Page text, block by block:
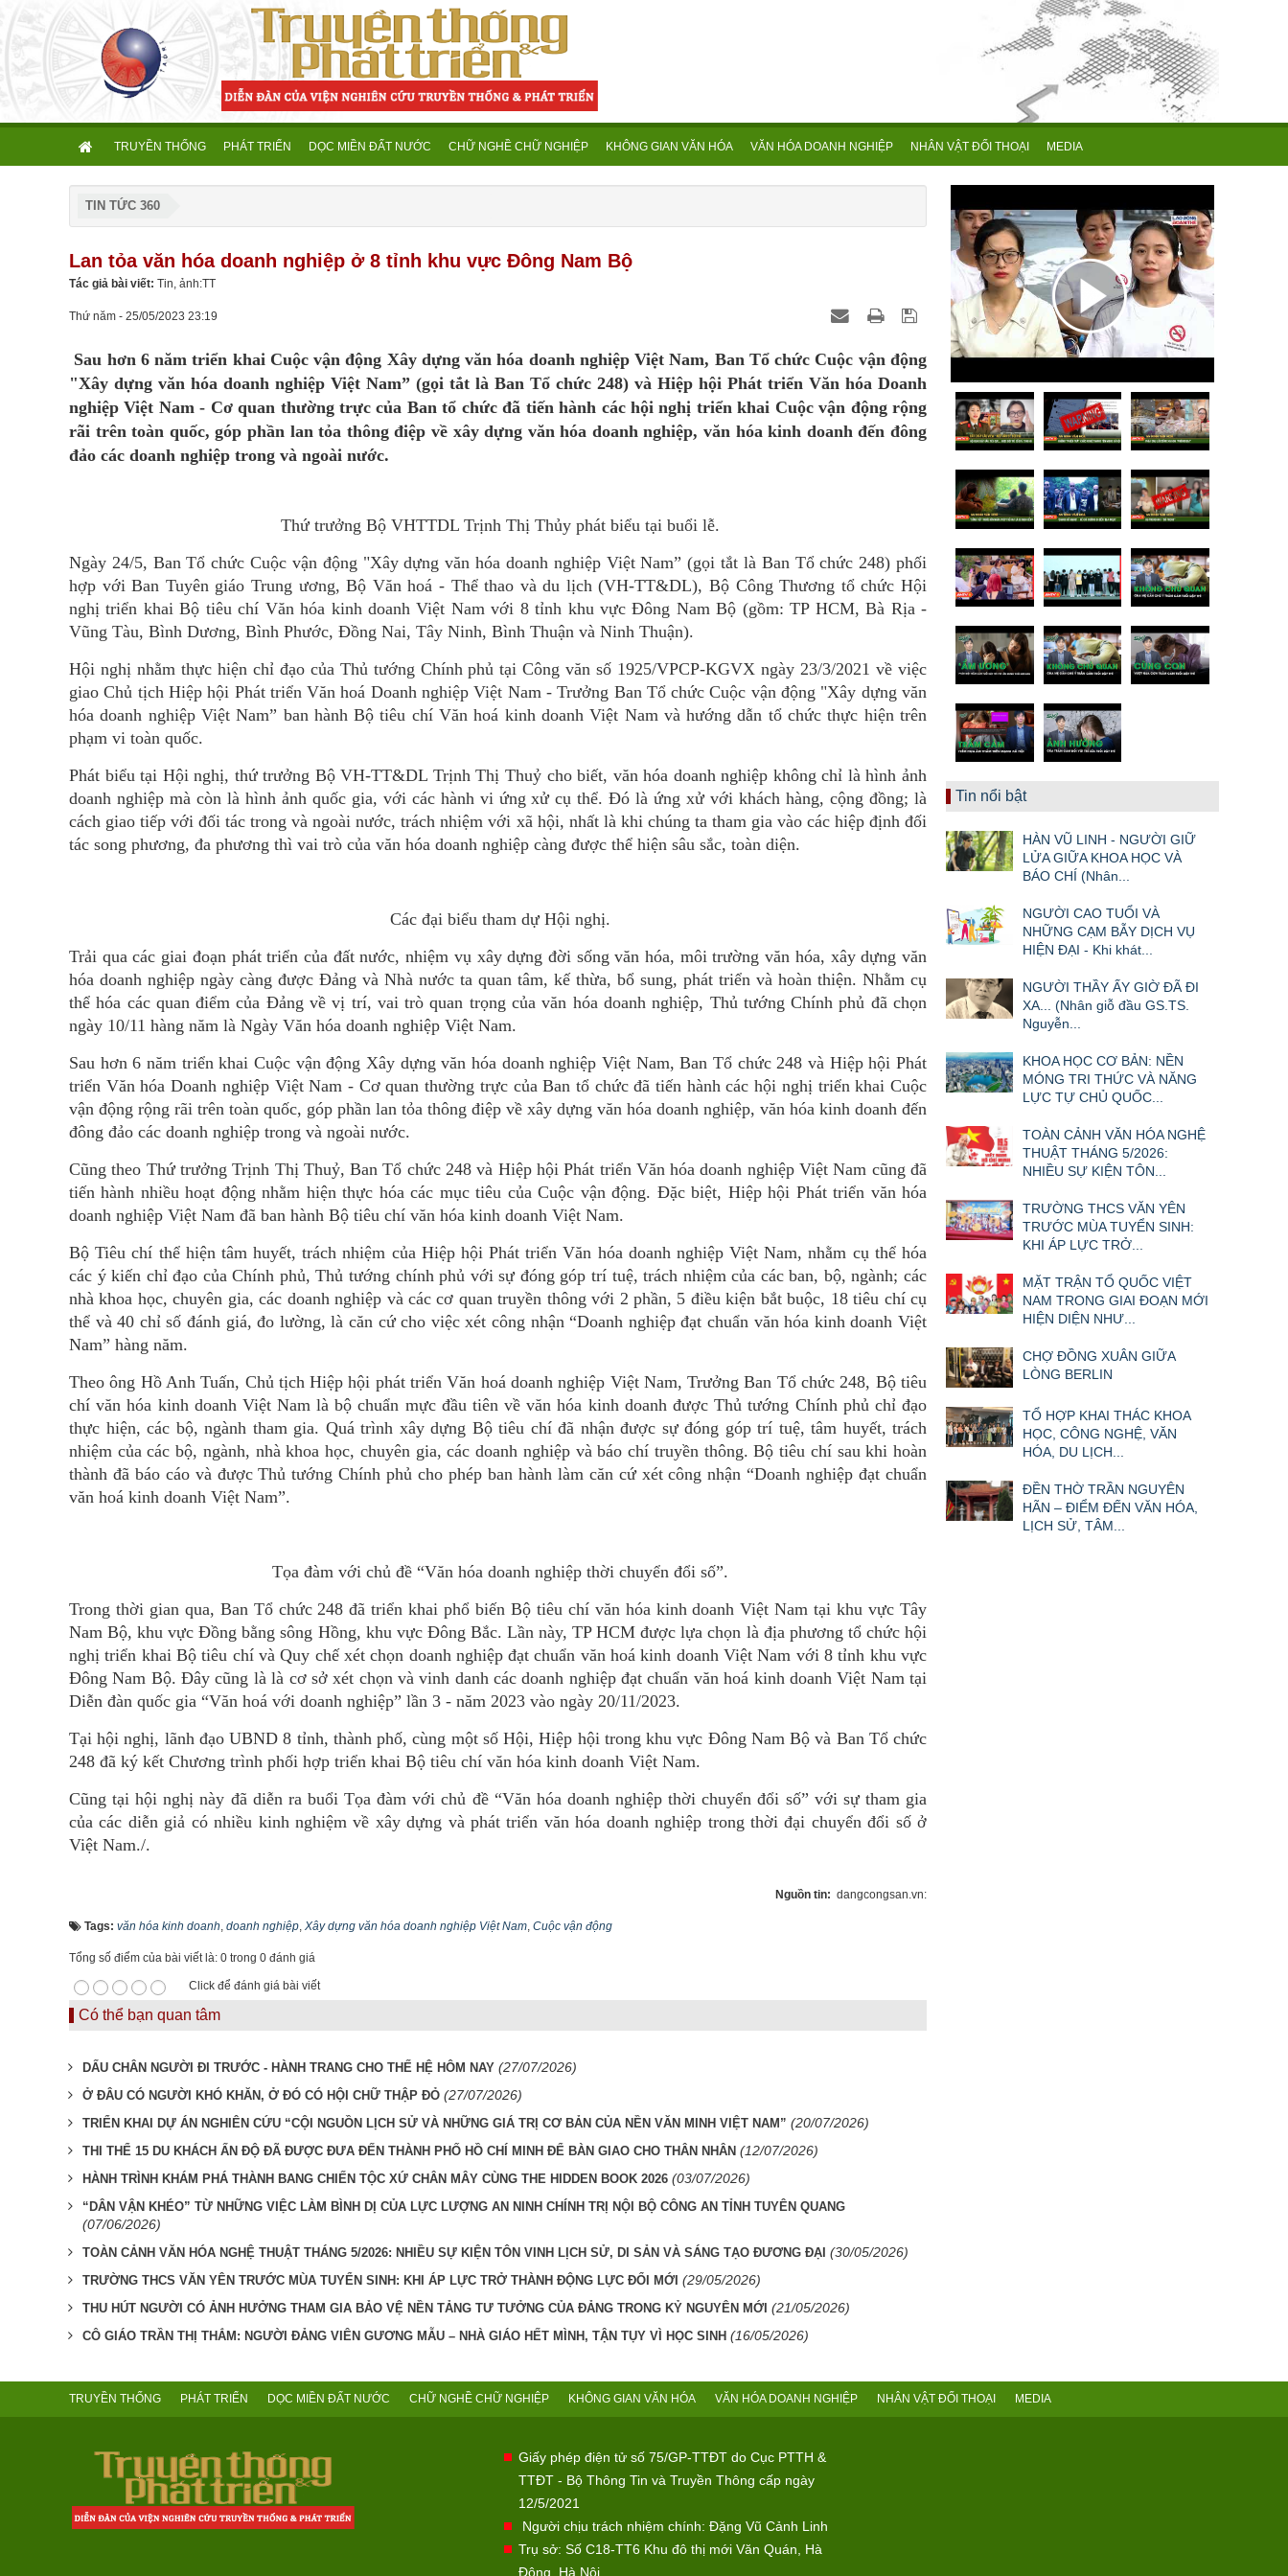
TRUYỀN THỐNG PHÁT TRIỂN DỌC MIỀN ĐẤT NƯỚC CHỮ NGHỀ CHỮ NGHIỆP KHÔNG GIAN VĂN HÓA VĂN HÓA DOANH NGHIỆP NHÂN VẬT ĐỐI THOẠI MEDIA
TIN TỨC 360
Lan tỏa văn hóa doanh nghiệp ở 8 tỉnh khu vực Đông Nam Bộ
Tác giả bài viết: Tin, ảnh:TT
Thứ năm - 25/05/2023 23:19
Sau hơn 6 năm triển khai Cuộc vận động Xây dựng văn hóa doanh nghiệp Việt Nam, Ban Tổ chức Cuộc vận động
"Xây dựng văn hóa doanh nghiệp Việt Nam” (gọi tắt là Ban Tổ chức 248) và Hiệp hội Phát triển Văn hóa Doanh
nghiệp Việt Nam - Cơ quan thường trực của Ban tổ chức đã tiến hành các hội nghị triển khai Cuộc vận động rộng
rãi trên toàn quốc, góp phần lan tỏa thông điệp về xây dựng văn hóa doanh nghiệp, văn hóa kinh doanh đến đông
đảo các doanh nghiệp trong và ngoài nước.
Thứ trưởng Bộ VHTTDL Trịnh Thị Thủy phát biểu tại buổi lễ.
Ngày 24/5, Ban Tổ chức Cuộc vận động "Xây dựng văn hóa doanh nghiệp Việt Nam” (gọi tắt là Ban Tổ chức 248) phối
hợp với Ban Tuyên giáo Trung ương, Bộ Văn hoá - Thể thao và du lịch (VH-TT&DL), Bộ Công Thương tổ chức Hội
nghị triển khai Bộ tiêu chí Văn hóa kinh doanh Việt Nam với 8 tỉnh khu vực Đông Nam Bộ (gồm: TP HCM, Bà Rịa -
Vũng Tàu, Bình Dương, Bình Phước, Đồng Nai, Tây Ninh, Bình Thuận và Ninh Thuận).
Hội nghị nhằm thực hiện chỉ đạo của Thủ tướng Chính phủ tại Công văn số 1925/VPCP-KGVX ngày 23/3/2021 về việc
giao Chủ tịch Hiệp hội Phát triển Văn hoá Doanh nghiệp Việt Nam - Trưởng Ban Tổ chức Cuộc vận động "Xây dựng văn
hóa doanh nghiệp Việt Nam” ban hành Bộ tiêu chí Văn hoá kinh doanh Việt Nam và hướng dẫn tổ chức thực hiện trên
phạm vi toàn quốc.
Phát biểu tại Hội nghị, thứ trưởng Bộ VH-TT&DL Trịnh Thị Thuỷ cho biết, văn hóa doanh nghiệp không chỉ là hình ảnh
doanh nghiệp mà còn là hình ảnh quốc gia, với các hành vi ứng xử cụ thể. Đó là ứng xử với khách hàng, cộng đồng; là
cách giao tiếp với đối tác trong và ngoài nước, trách nhiệm với xã hội, nhất là khi chúng ta tham gia vào các hiệp định đối
tác song phương, đa phương thì vai trò của văn hóa doanh nghiệp càng được thể hiện sâu sắc, toàn diện.
Các đại biểu tham dự Hội nghị.
Trải qua các giai đoạn phát triển của đất nước, nhiệm vụ xây dựng đời sống văn hóa, môi trường văn hóa, xây dựng văn
hóa doanh nghiệp ngày càng được Đảng và Nhà nước ta quan tâm, kế thừa, bổ sung, phát triển và hoàn thiện. Nhằm cụ
thể hóa các quan điểm của Đảng về vị trí, vai trò quan trọng của văn hóa doanh nghiệp, Thủ tướng Chính phủ đã chọn
ngày 10/11 hàng năm là Ngày Văn hóa doanh nghiệp Việt Nam.
Sau hơn 6 năm triển khai Cuộc vận động Xây dựng văn hóa doanh nghiệp Việt Nam, Ban Tổ chức 248 và Hiệp hội Phát
triển Văn hóa Doanh nghiệp Việt Nam - Cơ quan thường trực của Ban tổ chức đã tiến hành các hội nghị triển khai Cuộc
vận động rộng rãi trên toàn quốc, góp phần lan tỏa thông điệp về xây dựng văn hóa doanh nghiệp, văn hóa kinh doanh đến
đông đảo các doanh nghiệp trong và ngoài nước.
Cũng theo Thứ trưởng Trịnh Thị Thuỷ, Ban Tổ chức 248 và Hiệp hội Phát triển Văn hóa doanh nghiệp Việt Nam cũng đã
tiến hành nhiều hoạt động nhằm hiện thực hóa các mục tiêu của Cuộc vận động. Đặc biệt, Hiệp hội Phát triển văn hóa
doanh nghiệp Việt Nam đã ban hành Bộ tiêu chí văn hóa kinh doanh Việt Nam.
Bộ Tiêu chí thể hiện tâm huyết, trách nhiệm của Hiệp hội Phát triển Văn hóa doanh nghiệp Việt Nam, nhằm cụ thể hóa
các ý kiến chỉ đạo của Chính phủ, Thủ tướng chính phủ với sự đóng góp trí tuệ, trách nhiệm của các ban, bộ, ngành; các
nhà khoa học, chuyên gia, các doanh nghiệp và các cơ quan truyền thông với 2 phần, 5 điều kiện bắt buộc, 18 tiêu chí cụ
thể và 40 chỉ số đánh giá, đo lường, là căn cứ cho việc xét công nhận “Doanh nghiệp đạt chuẩn văn hóa kinh doanh Việt
Nam” hàng năm.
Theo ông Hồ Anh Tuấn, Chủ tịch Hiệp hội phát triển Văn hoá doanh nghiệp Việt Nam, Trưởng Ban Tổ chức 248, Bộ tiêu
chí văn hóa kinh doanh Việt Nam là bộ chuẩn mực đầu tiên về văn hóa kinh doanh được Thủ tướng Chính phủ chỉ đạo
thực hiện, các bộ, ngành tham gia. Quá trình xây dựng Bộ tiêu chí đã nhận được sự đóng góp trí tuệ, tâm huyết, trách
nhiệm của các bộ, ngành, nhà khoa học, chuyên gia, các doanh nghiệp và báo chí truyền thông. Bộ tiêu chí sau khi hoàn
thành đã báo cáo và được Thủ tướng Chính phủ cho phép ban hành làm căn cứ xét công nhận “Doanh nghiệp đạt chuẩn
văn hoá kinh doanh Việt Nam”.
Tọa đàm với chủ đề “Văn hóa doanh nghiệp thời chuyển đổi số”.
Trong thời gian qua, Ban Tổ chức 248 đã triển khai phổ biến Bộ tiêu chí văn hóa kinh doanh Việt Nam tại khu vực Tây
Nam Bộ, khu vực Đồng bằng sông Hồng, khu vực Đông Bắc. Lần này, TP HCM được lựa chọn là địa phương tổ chức hội
nghị triển khai Bộ tiêu chí và Quy chế xét chọn doanh nghiệp đạt chuẩn văn hoá kinh doanh Việt Nam với 8 tỉnh khu vực
Đông Nam Bộ. Đây cũng là là cơ sở xét chọn và vinh danh các doanh nghiệp đạt chuẩn văn hoá kinh doanh Việt Nam tại
Diễn đàn quốc gia “Văn hoá với doanh nghiệp” lần 3 - năm 2023 vào ngày 20/11/2023.
Tại hội nghị, lãnh đạo UBND 8 tỉnh, thành phố, cùng một số Hội, Hiệp hội trong khu vực Đông Nam Bộ và Ban Tổ chức
248 đã ký kết Chương trình phối hợp triển khai Bộ tiêu chí văn hóa kinh doanh Việt Nam.
Cũng tại hội nghị này đã diễn ra buổi Tọa đàm với chủ đề “Văn hóa doanh nghiệp thời chuyển đổi số” với sự tham gia
của các diễn giả có nhiều kinh nghiệm về xây dựng và phát triển văn hóa doanh nghiệp trong thời đại chuyển đổi số ở
Việt Nam./.
Nguồn tin: dangcongsan.vn:
Tags: văn hóa kinh doanh, doanh nghiệp, Xây dựng văn hóa doanh nghiệp Việt Nam, Cuộc vận động
Tổng số điểm của bài viết là: 0 trong 0 đánh giá
Click để đánh giá bài viết
Có thể bạn quan tâm
DẤU CHÂN NGƯỜI ĐI TRƯỚC - HÀNH TRANG CHO THẾ HỆ HÔM NAY (27/07/2026)
Ở ĐÂU CÓ NGƯỜI KHÓ KHĂN, Ở ĐÓ CÓ HỘI CHỮ THẬP ĐỎ (27/07/2026)
TRIỂN KHAI DỰ ÁN NGHIÊN CỨU “CỘI NGUỒN LỊCH SỬ VÀ NHỮNG GIÁ TRỊ CƠ BẢN CỦA NỀN VĂN MINH VIỆT NAM” (20/07/2026)
THI THỂ 15 DU KHÁCH ẤN ĐỘ ĐÃ ĐƯỢC ĐƯA ĐẾN THÀNH PHỐ HỒ CHÍ MINH ĐỂ BÀN GIAO CHO THÂN NHÂN (12/07/2026)
HÀNH TRÌNH KHÁM PHÁ THÀNH BANG CHIẾN TỘC XỨ CHÂN MÂY CÙNG THE HIDDEN BOOK 2026 (03/07/2026)
“DÂN VẬN KHÉO” TỪ NHỮNG VIỆC LÀM BÌNH DỊ CỦA LỰC LƯỢNG AN NINH CHÍNH TRỊ NỘI BỘ CÔNG AN TỈNH TUYÊN QUANG
(07/06/2026)
TOÀN CẢNH VĂN HÓA NGHỆ THUẬT THÁNG 5/2026: NHIỀU SỰ KIỆN TÔN VINH LỊCH SỬ, DI SẢN VÀ SÁNG TẠO ĐƯƠNG ĐẠI (30/05/2026)
TRƯỜNG THCS VĂN YÊN TRƯỚC MÙA TUYỂN SINH: KHI ÁP LỰC TRỞ THÀNH ĐỘNG LỰC ĐỔI MỚI (29/05/2026)
THU HÚT NGƯỜI CÓ ẢNH HƯỞNG THAM GIA BẢO VỆ NỀN TẢNG TƯ TƯỞNG CỦA ĐẢNG TRONG KỶ NGUYÊN MỚI (21/05/2026)
CÔ GIÁO TRẦN THỊ THẮM: NGƯỜI ĐẢNG VIÊN GƯƠNG MẪU – NHÀ GIÁO HẾT MÌNH, TẬN TỤY VÌ HỌC SINH (16/05/2026)
Tin nổi bật
HÀN VŨ LINH - NGƯỜI GIỮ
LỬA GIỮA KHOA HỌC VÀ
BÁO CHÍ (Nhân...
NGƯỜI CAO TUỔI VÀ
NHỮNG CẠM BẪY DỊCH VỤ
HIỆN ĐẠI - Khi khát...
NGƯỜI THẦY ẤY GIỜ ĐÃ ĐI
XA... (Nhân giỗ đầu GS.TS.
Nguyễn...
KHOA HỌC CƠ BẢN: NỀN
MÓNG TRI THỨC VÀ NĂNG
LỰC TỰ CHỦ QUỐC...
TOÀN CẢNH VĂN HÓA NGHỆ
THUẬT THÁNG 5/2026:
NHIỀU SỰ KIỆN TÔN...
TRƯỜNG THCS VĂN YÊN
TRƯỚC MÙA TUYỂN SINH:
KHI ÁP LỰC TRỞ...
MẶT TRẬN TỔ QUỐC VIỆT
NAM TRONG GIAI ĐOẠN MỚI
HIỆN DIỆN NHƯ...
CHỢ ĐỒNG XUÂN GIỮA
LÒNG BERLIN
TỔ HỢP KHAI THÁC KHOA
HỌC, CÔNG NGHỆ, VĂN
HÓA, DU LỊCH...
ĐỀN THỜ TRẦN NGUYÊN
HÃN – ĐIỂM ĐẾN VĂN HÓA,
LỊCH SỬ, TÂM...
TRUYỀN THỐNG PHÁT TRIỂN DỌC MIỀN ĐẤT NƯỚC CHỮ NGHỀ CHỮ NGHIỆP KHÔNG GIAN VĂN HÓA VĂN HÓA DOANH NGHIỆP NHÂN VẬT ĐỐI THOẠI MEDIA
Giấy phép điện tử số 75/GP-TTĐT do Cục PTTH &
TTĐT - Bộ Thông Tin và Truyền Thông cấp ngày
12/5/2021
Người chịu trách nhiệm chính: Đặng Vũ Cảnh Linh
Trụ sở: Số C18-TT6 Khu đô thị mới Văn Quán, Hà
Đông, Hà Nội